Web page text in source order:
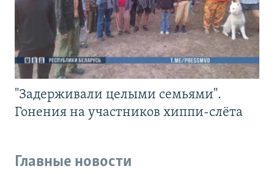
"Задерживали целыми семьями".
Гонения на участников хиппи-слёта
Главные новости